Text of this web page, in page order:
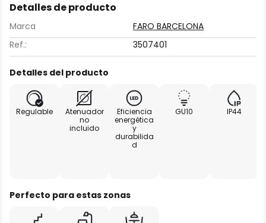
Detalles de producto
Marca
FARO BARCELONA
Ref.:
3507401
Detalles del producto
Regulable
Atenuador
no
incluido
Eficiencia
energética
y
durabilida
d
GU10 IP44
Perfecto para estas zonas